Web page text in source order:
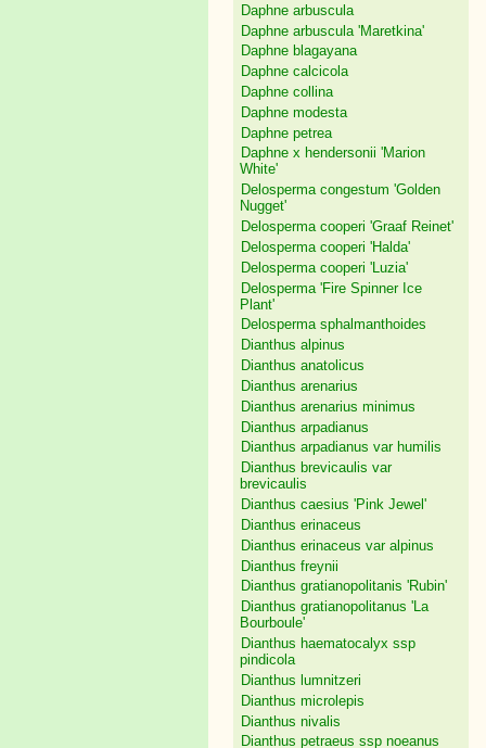
Daphne arbuscula
Daphne arbuscula 'Maretkina'
Daphne blagayana
Daphne calcicola
Daphne collina
Daphne modesta
Daphne petrea
Daphne x hendersonii 'Marion
White'
Delosperma congestum 'Golden
Nugget'
Delosperma cooperi 'Graaf Reinet'
Delosperma cooperi 'Halda'
Delosperma cooperi 'Luzia'
Delosperma 'Fire Spinner Ice
Plant'
Delosperma sphalmanthoides
Dianthus alpinus
Dianthus anatolicus
Dianthus arenarius
Dianthus arenarius minimus
Dianthus arpadianus
Dianthus arpadianus var humilis
Dianthus brevicaulis var
brevicaulis
Dianthus caesius 'Pink Jewel'
Dianthus erinaceus
Dianthus erinaceus var alpinus
Dianthus freynii
Dianthus gratianopolitanis 'Rubin'
Dianthus gratianopolitanus 'La
Bourboule'
Dianthus haematocalyx ssp
pindicola
Dianthus lumnitzeri
Dianthus microlepis
Dianthus nivalis
Dianthus petraeus ssp noeanus